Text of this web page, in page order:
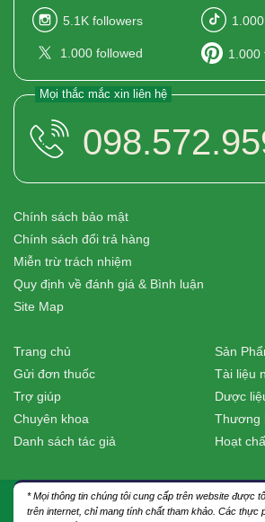
5.1K followers 1.000
1.000 followed 1.000
Mọi thắc mắc xin liên hệ
Chính sách bảo mật
Chính sách đổi trả hàng
Miễn trừ trách nhiệm
Quy định về đánh giá & Bình luận
Site Map
Trang chủ
Gửi đơn thuốc
Trợ giúp
Chuyên khoa
Danh sách tác giả
Sản
Tài liệu
Dược
Thương
Hoạt
* Mọi thông tin chúng tôi cung cấp trên website được
trên internet, chỉ mang tính chất tham khảo. Các thực